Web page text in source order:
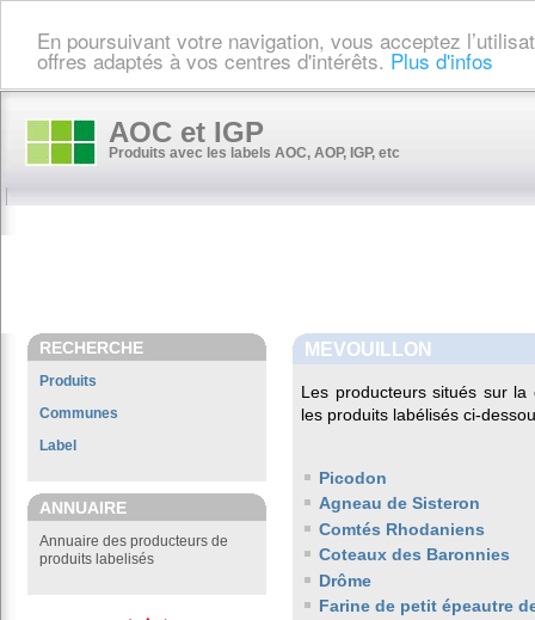
En poursuivant votre navigation, vous acceptez
offres adaptés à vos centres d'intérêts. Plus d'infos
AOC et IGP
Produits avec les labels AOC, AOP, IGP, etc
RECHERCHE
Produits
Communes
Label
ANNUAIRE
Annuaire des producteurs de
produits labelisés
MEVOUILLON
Les producteurs situés sur
les produits labélisés ci-
Picodon
Agneau de Sisteron
Comtés Rhodaniens
Coteaux des Baronnies
Drôme
Farine de petit épeautre